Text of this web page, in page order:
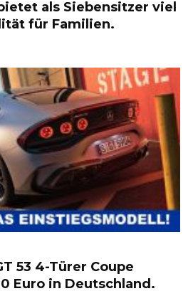
als Siebensitzer viel
für Familien.
53 4-Türer Coupe
Euro in Deutschland.